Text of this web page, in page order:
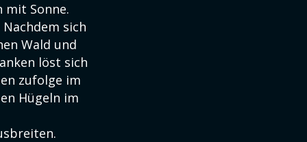
mit Sonne.
sich
Wald und
löst sich
zufolge im
Hügeln im